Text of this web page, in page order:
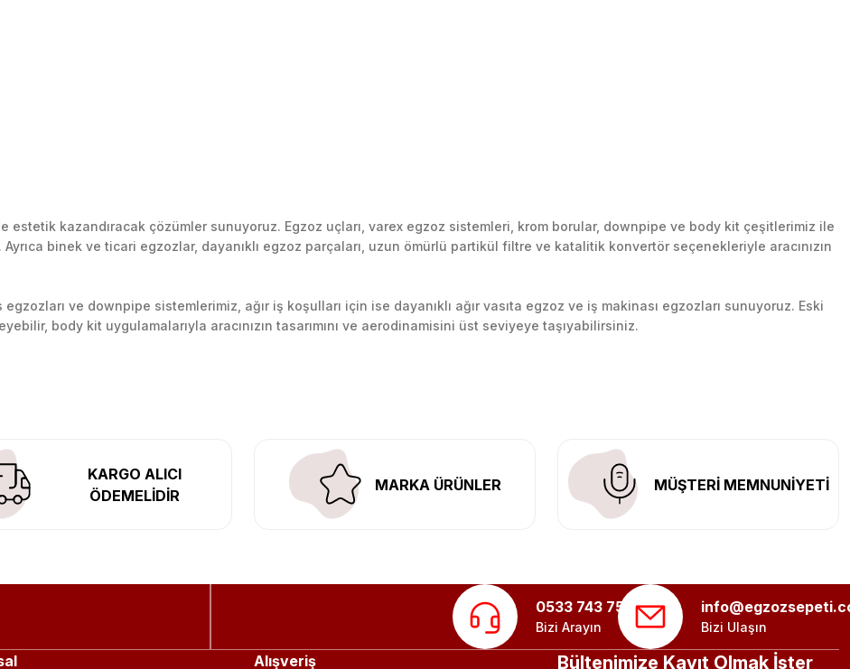
estetik kazandıracak çözümler sunuyoruz. Egzoz uçları, varex egzoz sistemleri, krom borular, downpipe ve body kit çeşitlerimiz ile
binek ve ticari egzozlar, dayanıklı egzoz parçaları, uzun ömürlü partikül filtre ve katalitik konvertör seçenekleriyle aracınızın
ve downpipe sistemlerimiz, ağır iş koşulları için ise dayanıklı ağır vasıta egzoz ve iş makinası egzozları sunuyoruz. Eski
body kit uygulamalarıyla aracınızın tasarımını ve aerodinamisini üst seviyeye taşıyabilirsiniz.
montaj merkezimizde profesyonel montaj yapıyor, Türkiye’nin her yerine güvenli kargo ile teslimat gerçekleştiriyoruz.
KARGO ALICI
ÖDEMELİDİR
MARKA ÜRÜNLER MÜŞTERİ MEMNUNİYETİ
0533 743 75 56
Bizi Arayın Bizi Ulaşın
Alışveriş Bültenimize Kayıt Olmak İster